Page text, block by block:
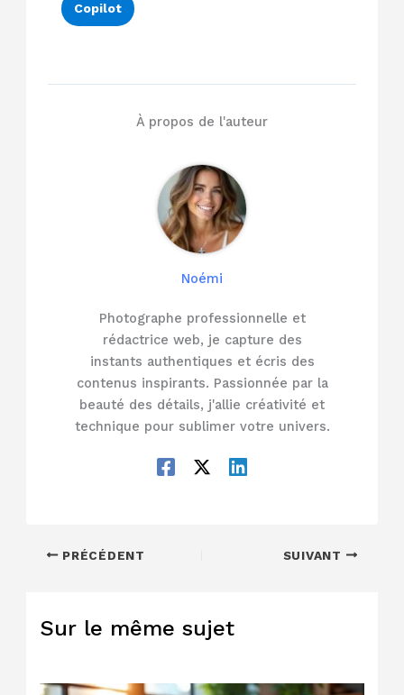
Copilot
À propos de l'auteur
Noémi
Photographe professionnelle et
rédactrice web, je capture des
instants authentiques et écris des
contenus inspirants. Passionnée par la
beauté des détails, j'allie créativité et
technique pour sublimer votre univers.
PRÉCÉDENT SUIVANT
Sur le même sujet